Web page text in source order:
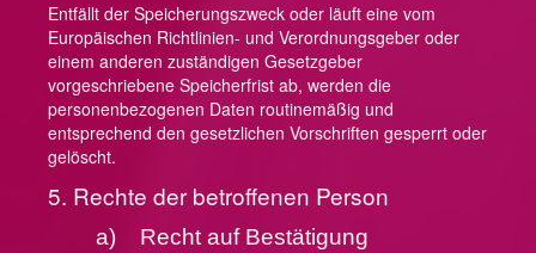
Entfällt der Speicherungszweck oder läuft eine vom
Europäischen Richtlinien- und Verordnungsgeber oder
einem anderen zuständigen Gesetzgeber
vorgeschriebene Speicherfrist ab, werden die
personenbezogenen Daten routinemäßig und
entsprechend den gesetzlichen Vorschriften gesperrt oder
gelöscht.
5. Rechte der betroffenen Person
a) Recht auf Bestätigung